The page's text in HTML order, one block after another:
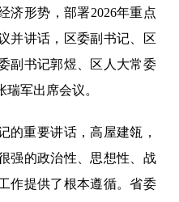
济形势，部署2026年重点
并讲话，区委副书记、区
副书记郭煜、区人大常委
军出席会议。
的重要讲话，高屋建瓴，
强的政治性、思想性、战
作提供了根本遵循。省委